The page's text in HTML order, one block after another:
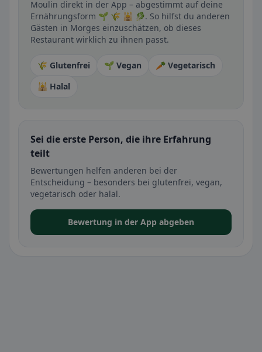
Moulin direkt in der App – abgestimmt auf deine
Ernährungsform 🌱 🌾 🕌 🥬. So hilfst du anderen
Gästen in Morges einzuschätzen, ob dieses
Restaurant wirklich zu ihnen passt.
🌾 Glutenfrei 🌱 Vegan
🥕 Vegetarisch
🕌 Halal
Sei die erste Person, die ihre Erfahrung
teilt
Bewertungen helfen anderen bei der
Entscheidung – besonders bei glutenfrei, vegan,
vegetarisch oder halal.
Bewertung in der App abgeben